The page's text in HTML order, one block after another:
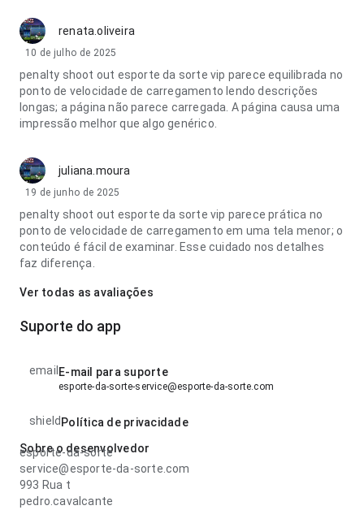
renata.oliveira
10 de julho de 2025
penalty shoot out esporte da sorte vip parece equilibrada no
ponto de velocidade de carregamento lendo descrições
longas; a página não parece carregada. A página causa uma
impressão melhor que algo genérico.
juliana.moura
19 de junho de 2025
penalty shoot out esporte da sorte vip parece prática no
ponto de velocidade de carregamento em uma tela menor; o
conteúdo é fácil de examinar. Esse cuidado nos detalhes
faz diferença.
Ver todas as avaliações
Suporte do app
email E-mail para suporte
esporte-da-sorte-service@esporte-da-sorte.com
shield Política de privacidade
Sobre o desenvolvedor
esporte-da-sorte
service@esporte-da-sorte.com
993 Rua t
pedro.cavalcante